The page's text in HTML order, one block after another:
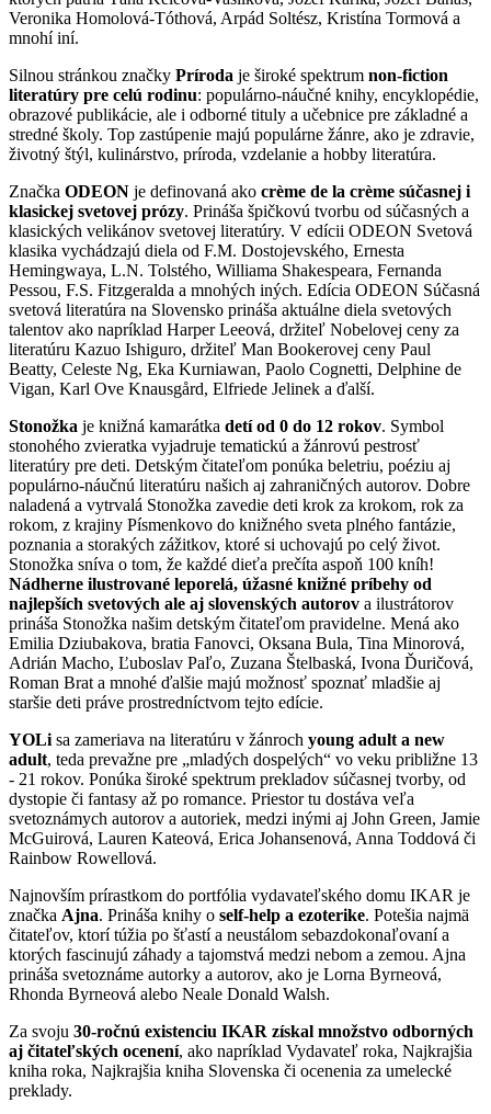
Veronika Homolová-Tóthová, Arpád Soltész, Kristína Tormová a
mnohí iní.
Silnou stránkou značky Príroda je široké spektrum non-fiction
literatúry pre celú rodinu: populárno-náučné knihy, encyklopédie,
obrazové publikácie, ale i odborné tituly a učebnice pre základné a
stredné školy. Top zastúpenie majú populárne žánre, ako je zdravie,
životný štýl, kulinárstvo, príroda, vzdelanie a hobby literatúra.
Značka ODEON je definovaná ako crème de la crème súčasnej i
klasickej svetovej prózy. Prináša špičkovú tvorbu od súčasných a
klasických velikánov svetovej literatúry. V edícii ODEON Svetová
klasika vychádzajú diela od F.M. Dostojevského, Ernesta
Hemingwaya, L.N. Tolstého, Williama Shakespeara, Fernanda
Pessou, F.S. Fitzgeralda a mnohých iných. Edícia ODEON Súčasná
svetová literatúra na Slovensko prináša aktuálne diela svetových
talentov ako napríklad Harper Leeová, držiteľ Nobelovej ceny za
literatúru Kazuo Ishiguro, držiteľ Man Bookerovej ceny Paul
Beatty, Celeste Ng, Eka Kurniawan, Paolo Cognetti, Delphine de
Vigan, Karl Ove Knausgård, Elfriede Jelinek a ďalší.
Stonožka je knižná kamarátka detí od 0 do 12 rokov. Symbol
stonohého zvieratka vyjadruje tematickú a žánrovú pestrosť
literatúry pre deti. Detským čitateľom ponúka beletriu, poéziu aj
populárno-náučnú literatúru našich aj zahraničných autorov. Dobre
naladená a vytrvalá Stonožka zavedie deti krok za krokom, rok za
rokom, z krajiny Písmenkovo do knižného sveta plného fantázie,
poznania a storakých zážitkov, ktoré si uchovajú po celý život.
Stonožka sníva o tom, že každé dieťa prečíta aspoň 100 kníh!
Nádherne ilustrované leporelá, úžasné knižné príbehy od
najlepších svetových ale aj slovenských autorov a ilustrátorov
prináša Stonožka našim detským čitateľom pravidelne. Mená ako
Emilia Dziubakova, bratia Fanovci, Oksana Bula, Tina Minorová,
Adrián Macho, Ľuboslav Paľo, Zuzana Štelbaská, Ivona Ďuričová,
Roman Brat a mnohé ďalšie majú možnosť spoznať mladšie aj
staršie deti práve prostredníctvom tejto edície.
YOLi sa zameriava na literatúru v žánroch young adult a new
adult, teda prevažne pre „mladých dospelých“ vo veku približne 13
- 21 rokov. Ponúka široké spektrum prekladov súčasnej tvorby, od
dystopie či fantasy až po romance. Priestor tu dostáva veľa
svetoznámych autorov a autoriek, medzi inými aj John Green, Jamie
McGuirová, Lauren Kateová, Erica Johansenová, Anna Toddová či
Rainbow Rowellová.
Najnovším prírastkom do portfólia vydavateľského domu IKAR je
značka Ajna. Prináša knihy o self-help a ezoterike. Potešia najmä
čitateľov, ktorí túžia po šťastí a neustálom sebazdokonaľovaní a
ktorých fascinujú záhady a tajomstvá medzi nebom a zemou. Ajna
prináša svetoznáme autorky a autorov, ako je Lorna Byrneová,
Rhonda Byrneová alebo Neale Donald Walsh.
Za svoju 30-ročnú existenciu IKAR získal množstvo odborných
aj čitateľských ocenení, ako napríklad Vydavateľ roka, Najkrajšia
kniha roka, Najkrajšia kniha Slovenska či ocenenia za umelecké
preklady.